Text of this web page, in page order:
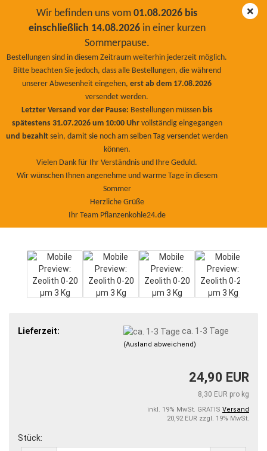
Wir befinden uns vom 01.08.2026 bis
einschließlich 14.08.2026in einer kurzen
Sommerpause.
Bestellungen sind in diesem Zeitraum weiterhin jederzeit möglich.
Bitte beachten Sie jedoch, dass alle Bestellungen, die während
unserer Abwesenheit eingehen, erst ab dem 17.08.2026
versendet werden.
Letzter Versand vor der Pause: Bestellungen müssen bis
spätestens 31.07.2026 um 10:00 Uhrvollständig eingegangen
und bezahlt sein, damit sie noch am selben Tag versendet werden
können.
Vielen Dank für Ihr Verständnis und Ihre Geduld.
Wir wünschen Ihnen angenehme und warme Tage in diesem
Sommer
Herzliche Grüße
Ihr Team Pflanzenkohle24.de
BioNaturPlus
Lieferzeit: ca. 1-3 Tage
(Ausland abweichend)
24,90 EUR
8,30 EUR pro kg
inkl. 19% MwSt. GRATIS Versand
20,92 EUR zzgl. 19% MwSt.
Stück: